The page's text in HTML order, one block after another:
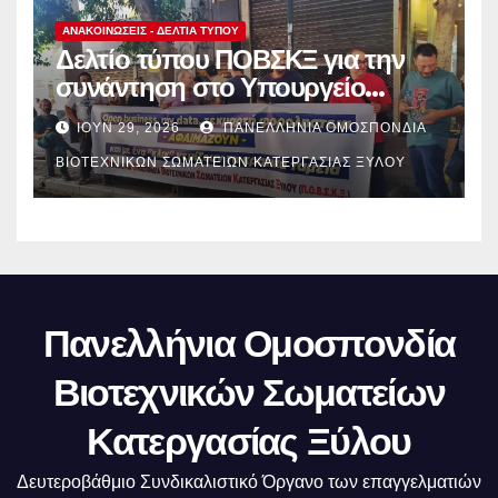
ΑΝΑΚΟΙΝΏΣΕΙΣ - ΔΕΛΤΊΑ ΤΎΠΟΥ
Δελτίο τύπου ΠΟΒΣΚΞ για την
συνάντηση στο Υπουργείο
Ανάπτυξης.
ΙΟΎΝ 29, 2026 ΠΑΝΕΛΛΉΝΙΑ ΟΜΟΣΠΟΝΔΊΑ
ΒΙΟΤΕΧΝΙΚΏΝ ΣΩΜΑΤΕΊΩΝ ΚΑΤΕΡΓΑΣΊΑΣ ΞΎΛΟΥ
Πανελλήνια Ομοσπονδία
Βιοτεχνικών Σωματείων
Κατεργασίας Ξύλου
Δευτεροβάθμιο Συνδικαλιστικό Όργανο των επαγγελματιών